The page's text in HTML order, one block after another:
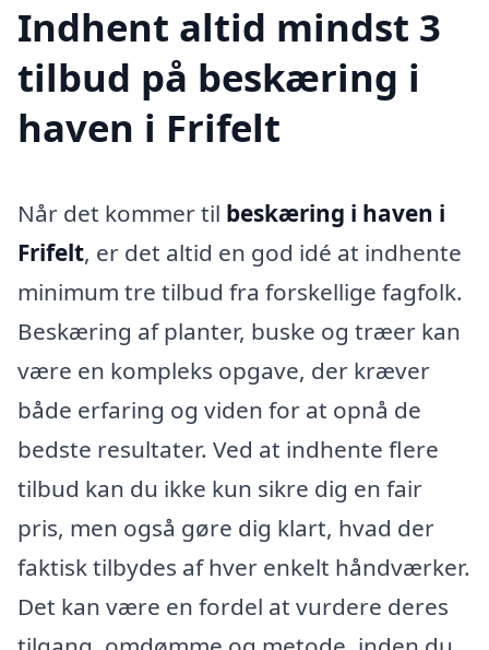
Indhent altid mindst 3
tilbud på beskæring i
haven i Frifelt
Når det kommer til beskæring i haven i
Frifelt, er det altid en god idé at indhente
minimum tre tilbud fra forskellige fagfolk.
Beskæring af planter, buske og træer kan
være en kompleks opgave, der kræver
både erfaring og viden for at opnå de
bedste resultater. Ved at indhente flere
tilbud kan du ikke kun sikre dig en fair
pris, men også gøre dig klart, hvad der
faktisk tilbydes af hver enkelt håndværker.
Det kan være en fordel at vurdere deres